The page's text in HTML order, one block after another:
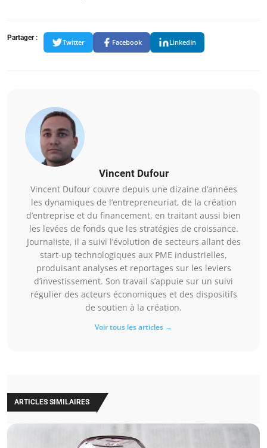
Partager :
Twitter Facebook LinkedIn
Vincent Dufour
Vincent Dufour couvre depuis une dizaine d’années
les dynamiques de l’entrepreneuriat, de la création
d’entreprise et du financement, en traitant aussi bien
les levées de fonds que les stratégies de croissance.
Journaliste, il a suivi l’évolution de secteurs allant des
start-up technologiques aux PME industrielles,
produisant analyses et reportages sur les leviers
d’investissement. Son travail s’appuie sur un suivi
régulier des acteurs économiques et des dispositifs
de soutien à la création.
Voir tous les articles →
ARTICLES SIMILAIRES